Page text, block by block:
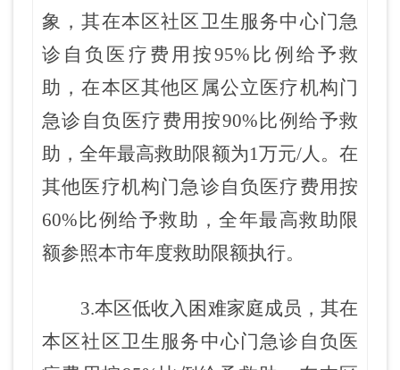
象，其在本区社区卫生服务中心门急
诊自负医疗费用按95%比例给予救
助，在本区其他区属公立医疗机构门
急诊自负医疗费用按90%比例给予救
助，全年最高救助限额为1万元/人。在
其他医疗机构门急诊自负医疗费用按
60%比例给予救助，全年最高救助限
额参照本市年度救助限额执行。
3.本区低收入困难家庭成员，其在
本区社区卫生服务中心门急诊自负医